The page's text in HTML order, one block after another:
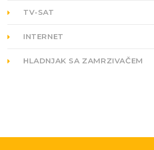
TV-SAT
INTERNET
HLADNJAK SA ZAMRZIVAČEM